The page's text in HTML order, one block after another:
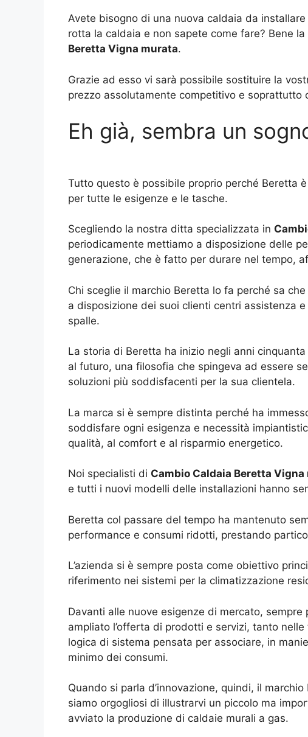
Avete bisogno di una nuova caldaia da
rotta la caldaia e non sapete come fare? Bene
Beretta Vigna murata.
Grazie ad esso vi sarà possibile sostituire la
prezzo assolutamente competitivo e soprattutto
Eh già, sembra un
Tutto questo è possibile proprio perché Beretta
per tutte le esigenze e le tasche.
Scegliendo la nostra ditta specializzata in
periodicamente mettiamo a disposizione delle
generazione, che è fatto per durare nel tempo,
Chi sceglie il marchio Beretta lo fa perché sa
a disposizione dei suoi clienti centri assistenza
spalle.
La storia di Beretta ha inizio negli anni
al futuro, una filosofia che spingeva ad essere
soluzioni più soddisfacenti per la sua clientela.
La marca si è sempre distinta perché ha
soddisfare ogni esigenza e necessità
qualità, al comfort e al risparmio energetico.
Noi specialisti di Cambio Caldaia Beretta Vigna
e tutti i nuovi modelli delle installazioni hanno
Beretta col passare del tempo ha mantenuto
performance e consumi ridotti, prestando
L’azienda si è sempre posta come obiettivo
riferimento nei sistemi per la climatizzazione
Davanti alle nuove esigenze di mercato,
ampliato l’offerta di prodotti e servizi, tanto
logica di sistema pensata per associare, in
minimo dei consumi.
Quando si parla d’innovazione, quindi, il
siamo orgogliosi di illustrarvi un piccolo ma
avviato la produzione di caldaie murali a gas.